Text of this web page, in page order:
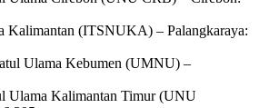
Kalimantan (ITSNUKA) – Palangkaraya:
Ulama Kebumen (UMNU) –
Ulama Kalimantan Timur (UNU